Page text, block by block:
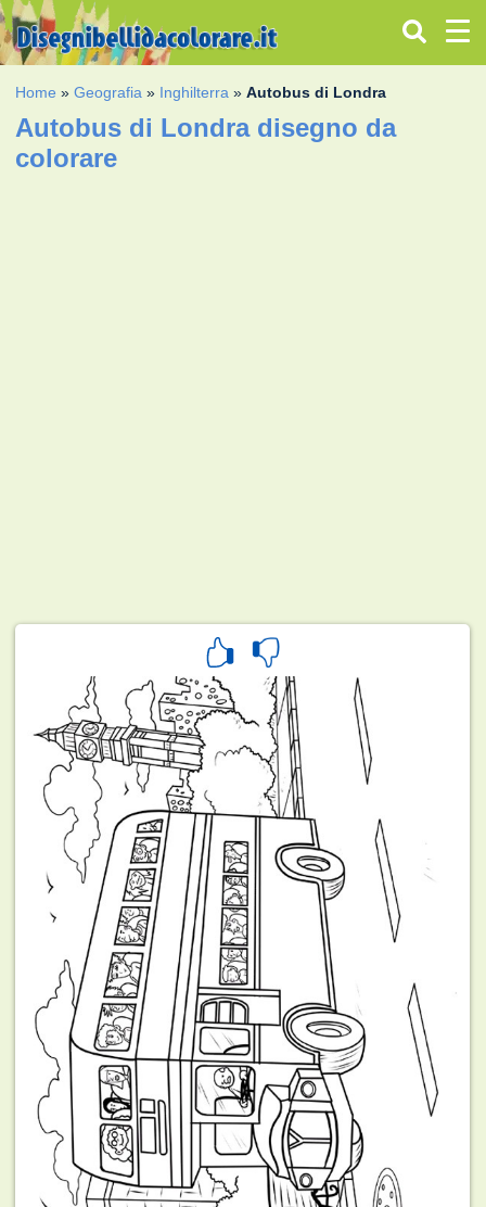
Home »Geografia » Inghilterra »Autobus di Londra
Autobus di Londra disegno da
colorare